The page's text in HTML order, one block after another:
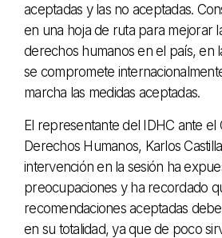
aceptadas y las no aceptadas.
en una hoja de ruta para mejorar
derechos humanos en el país, en
se compromete
marcha las medidas aceptadas.
El representante del IDHC ante el
Derechos Humanos, Karlos
intervención en la sesión ha
preocupaciones y ha recordado
recomendaciones aceptadas
en su totalidad, ya que de poco